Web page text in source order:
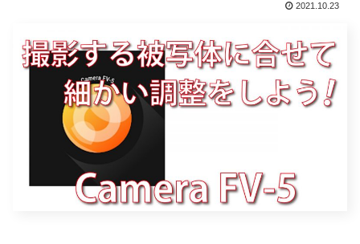
2021.10.23